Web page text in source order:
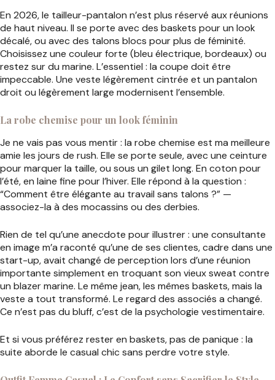
En 2026, le tailleur-pantalon n’est plus réservé aux réunions
de haut niveau. Il se porte avec des baskets pour un look
décalé, ou avec des talons blocs pour plus de féminité.
Choisissez une couleur forte (bleu électrique, bordeaux) ou
restez sur du marine. L’essentiel : la coupe doit être
impeccable. Une veste légèrement cintrée et un pantalon
droit ou légèrement large modernisent l’ensemble.
La robe chemise pour un look féminin
Je ne vais pas vous mentir : la robe chemise est ma meilleure
amie les jours de rush. Elle se porte seule, avec une ceinture
pour marquer la taille, ou sous un gilet long. En coton pour
l’été, en laine fine pour l’hiver. Elle répond à la question :
“Comment être élégante au travail sans talons ?” —
associez-la à des mocassins ou des derbies.
Rien de tel qu’une anecdote pour illustrer : une consultante
en image m’a raconté qu’une de ses clientes, cadre dans une
start-up, avait changé de perception lors d’une réunion
importante simplement en troquant son vieux sweat contre
un blazer marine. Le même jean, les mêmes baskets, mais la
veste a tout transformé. Le regard des associés a changé.
Ce n’est pas du bluff, c’est de la psychologie vestimentaire.
Et si vous préférez rester en baskets, pas de panique : la
suite aborde le casual chic sans perdre votre style.